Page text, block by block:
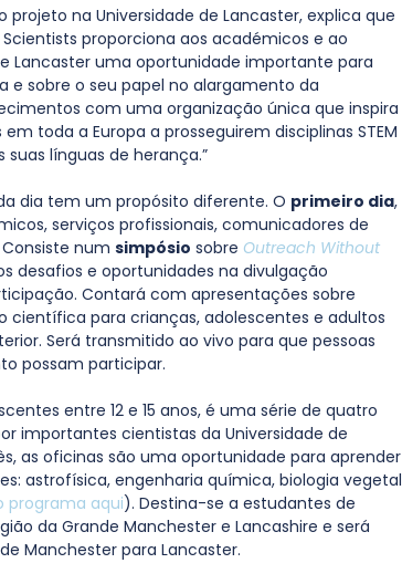
projeto na Universidade de Lancaster, explica que
proporciona aos académicos e ao
Lancaster uma oportunidade importante para
sobre o seu papel no alargamento da
com uma organização única que inspira
toda a Europa a prosseguirem disciplinas STEM
línguas de herança.”
dia tem um propósito diferente. O primeiro dia,
serviços profissionais, comunicadores de
num simpósio sobre Outreach Without
desafios e oportunidades na divulgação
Contará com apresentações sobre
científica para crianças, adolescentes e adultos
Será transmitido ao vivo para que pessoas
possam participar.
entre 12 e 15 anos, é uma série de quatro
importantes cientistas da Universidade de
as oficinas são uma oportunidade para aprender
astrofísica, engenharia química, biologia vegetal
programa aqui). Destina-se a estudantes de
da Grande Manchester e Lancashire e será
Manchester para Lancaster.